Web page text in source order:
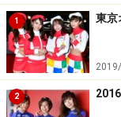
1 東京
2